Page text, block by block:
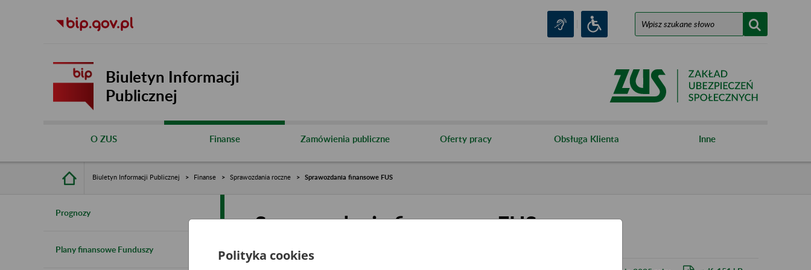
Biuletyn Informacji
Publicznej
O ZUS Finanse Zamówienia publiczne Oferty pracy Obsługa Klienta Inne
Biuletyn Informacji Publicznej Finanse Sprawozdania roczne Sprawozdania finansowe FUS
Prognozy
Plany finansowe Funduszy
Sprawozdania finansowe FUS
Polityka cookies